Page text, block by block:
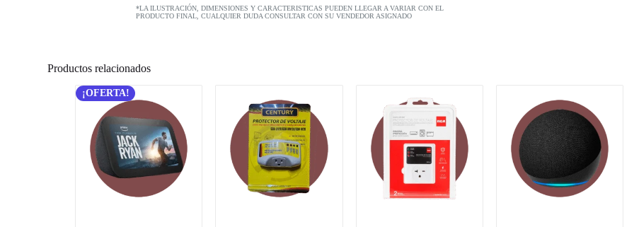
*LA ILUSTRACIÓN, DIMENSIONES Y CARACTERISTICAS PUEDEN LLEGAR A VARIAR CON EL
PRODUCTO FINAL, CUALQUIER DUDA CONSULTAR CON SU VENDEDOR ASIGNADO
Productos relacionados
¡OFERTA!